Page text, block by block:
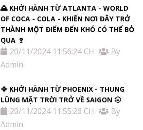
🌄 KHỞI HÀNH TỪ ATLANTA - WORLD
OF COCA - COLA - KHIẾN NƠI ĐÂY TRỞ
THÀNH MỘT ĐIỂM ĐẾN KHÓ CÓ THỂ BỎ
QUA 🍷
20/11/2024 11:56:24 CH
By
Admin
🌞 KHỞI HÀNH TỪ PHOENIX - THUNG
LŨNG MẶT TRỜI TRỞ VỀ SAIGON 🌝
20/11/2024 11:55:26 CH
By
Admin